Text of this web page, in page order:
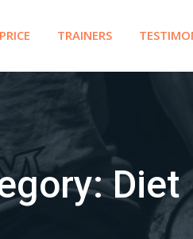
PRICE TRAINERS
Diet